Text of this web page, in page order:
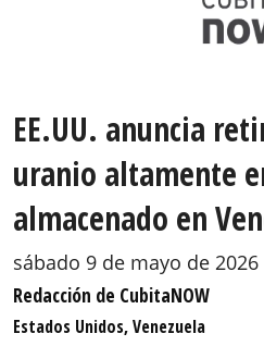
EE.UU. anuncia
uranio altamente
almacenado en
sábado 9 de mayo de 2026
Redacción de CubitaNOW
Estados Unidos, Venezuela